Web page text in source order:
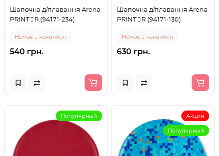
Шапочка д/плавання Arena
PRINT JR (94171-234)
Немає в наявності
540 грн.
Шапочка д/плавання Arena
PRINT JR (94171-130)
Немає в наявності
630 грн.
Популярный Акция
Популярный